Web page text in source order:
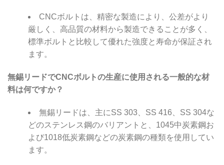
CNCボルトは、精密な製造により、公差がより
厳しく、高品質の材料から製造できることが多く、
標準ボルトと比較して優れた強度と寿命が保証され
ます。
無錫リードでCNCボルトの生産に使用される一般的な材
料は何ですか？
無錫リードは、主にSS 303、SS 416、SS 304な
どのステンレス鋼のバリアントと、1045中炭素鋼お
よび1018低炭素鋼などの炭素鋼の種類を使用してい
ます。